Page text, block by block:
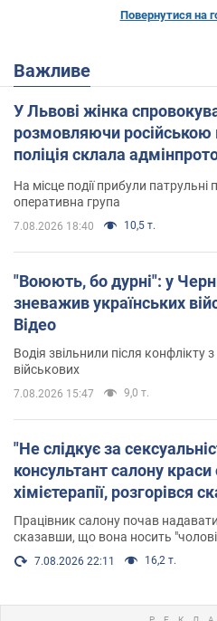
Повернутися на
Важливе
У Львові жінка
розмовляючи
поліція склала
На місце події прибули патрульні
оперативна група
7.08.2026 18:40 10,5 т.
"Воюють, бо дурні": у
зневажив українських
Відео
Водія звільнили після
військових
7.08.2026 15:47 9,0 т.
"Не слідкує за
консультант салону
хімієтерапії, розгорівся
Працівник салону почав
сказавши, що вона носить
7.08.2026 22:11 16,2 т.